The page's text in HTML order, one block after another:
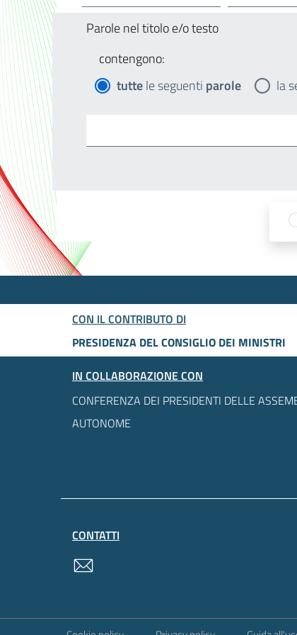
Parole nel titolo e/o testo
contengono:
tuttele seguenti parole la
CON IL CONTRIBUTO DI
PRESIDENZA DEL CONSIGLIO DEI MINISTRI
IN COLLABORAZIONE CON
CONFERENZA DEI PRESIDENTI DELLE
AUTONOME
CONTATTI